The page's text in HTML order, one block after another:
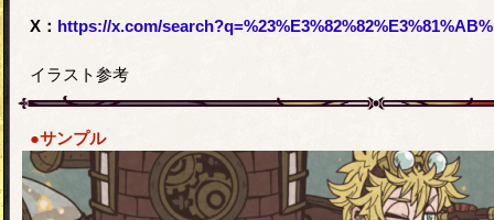
X： https://x.com/
イラスト参考
●サンプル